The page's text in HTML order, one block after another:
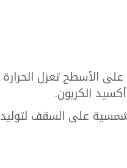
على الأسطح تعزل الحرارة
الكربون.
على السقف لتوليد